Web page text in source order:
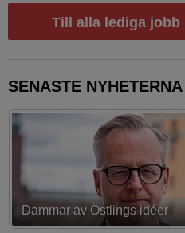
Till alla lediga jobb
SENASTE NYHETERNA
Första strategin spikad